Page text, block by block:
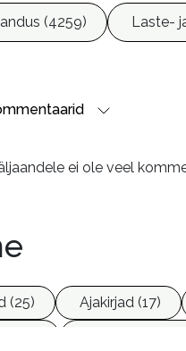
(4259) Laste-
ei ole veel
(25) Ajakirjad (17)